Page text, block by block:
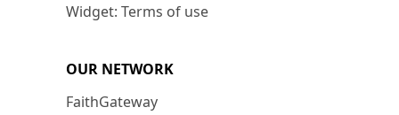
Widget: Terms of use
OUR NETWORK
FaithGateway